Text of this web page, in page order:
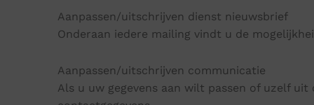
Aanpassen/uitschrijven dienst nieuwsbrief
Onderaan iedere mailing vindt u de
Aanpassen/uitschrijven communicatie
Als u uw gegevens aan wilt passen of uzelf